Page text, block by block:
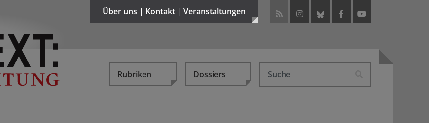
Über uns | Kontakt | Veranstaltungen
Rubriken Dossiers